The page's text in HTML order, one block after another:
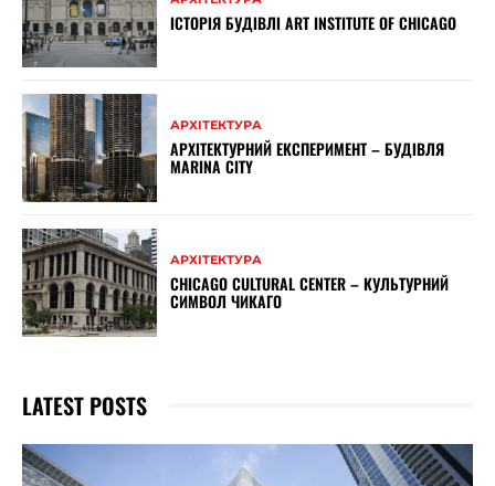
ІСТОРІЯ БУДІВЛІ ART INSTITUTE OF CHICAGO
АРХІТЕКТУРА
АРХІТЕКТУРНИЙ ЕКСПЕРИМЕНТ – БУДІВЛЯ
MARINA CITY
АРХІТЕКТУРА
CHICAGO CULTURAL CENTER – КУЛЬТУРНИЙ
СИМВОЛ ЧИКАГО
LATEST POSTS